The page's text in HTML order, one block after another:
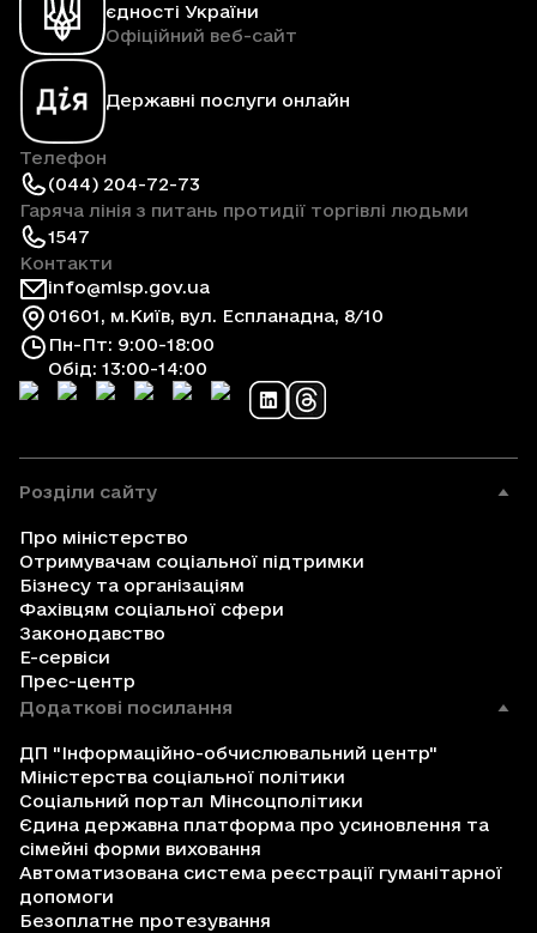
єдності України
Офіційний веб-сайт
Державні послуги онлайн
Телефон
(044) 204-72-73
Гаряча лінія з питань протидії торгівлі людьми
1547
Контакти
info@mlsp.gov.ua
01601, м.Київ, вул. Еспланадна, 8/10
Пн-Пт: 9:00-18:00
Обід: 13:00-14:00
Розділи сайту
Про міністерство
Отримувачам соціальної підтримки
Бізнесу та організаціям
Фахівцям соціальної сфери
Законодавство
Е-сервіси
Прес-центр
Додаткові посилання
ДП "Інформаційно-обчислювальний центр"
Міністерства соціальної політики
Соціальний портал Мінсоцполітики
Єдина державна платформа про усиновлення та
сімейні форми виховання
Автоматизована система реєстрації гуманітарної
допомоги
Безоплатне протезування